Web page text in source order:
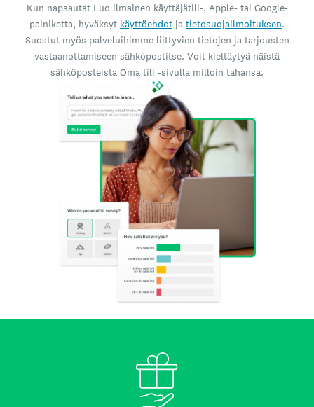
Kun napsautat Luo ilmainen käyttäjätili-, Apple- tai Google-
painiketta, hyväksyt käyttöehdot ja tietosuojailmoituksen.
Suostut myös palveluihimme liittyvien tietojen ja tarjousten
vastaanottamiseen sähköpostitse. Voit kieltäytyä näistä
sähköposteista Oma tili ‑sivulla milloin tahansa.